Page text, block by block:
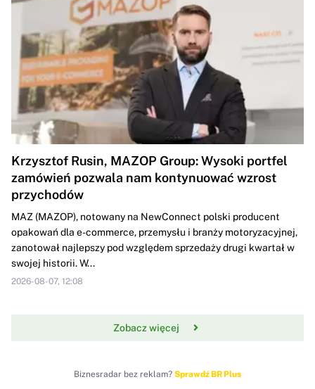
Krzysztof Rusin, MAZOP Group: Wysoki portfel
zamówień pozwala nam kontynuować wzrost
przychodów
MAZ (MAZOP), notowany na NewConnect polski producent
opakowań dla e-commerce, przemysłu i branży motoryzacyjnej,
zanotował najlepszy pod względem sprzedaży drugi kwartał w
swojej historii. W...
2026-08-07, 12:08
Zobacz więcej
Biznesradar bez reklam? Sprawdź BR Plus